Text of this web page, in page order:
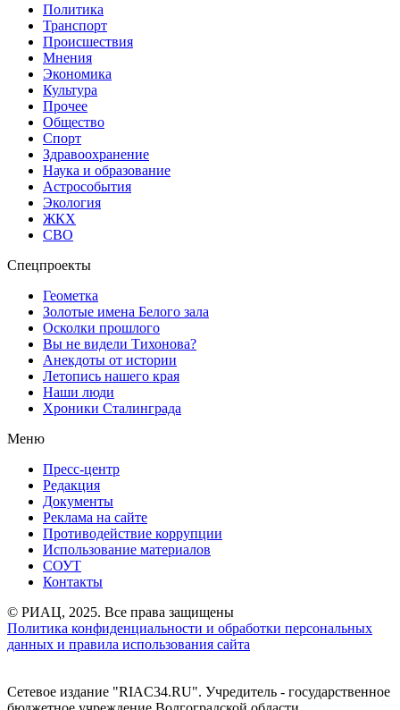
Политика
Транспорт
Происшествия
Мнения
Экономика
Культура
Прочее
Общество
Спорт
Здравоохранение
Наука и образование
Астрособытия
Экология
ЖКХ
СВО
Спецпроекты
Геометка
Золотые имена Белого зала
Осколки прошлого
Вы не видели Тихонова?
Анекдоты от истории
Летопись нашего края
Наши люди
Хроники Сталинграда
Меню
Пресс-центр
Редакция
Документы
Реклама на сайте
Противодействие коррупции
Использование материалов
СОУТ
Контакты
© РИАЦ, 2025. Все права защищены
Политика конфиденциальности и обработки персональных
данных и правила использования сайта
Сетевое издание "RIAC34.RU". Учредитель - государственное